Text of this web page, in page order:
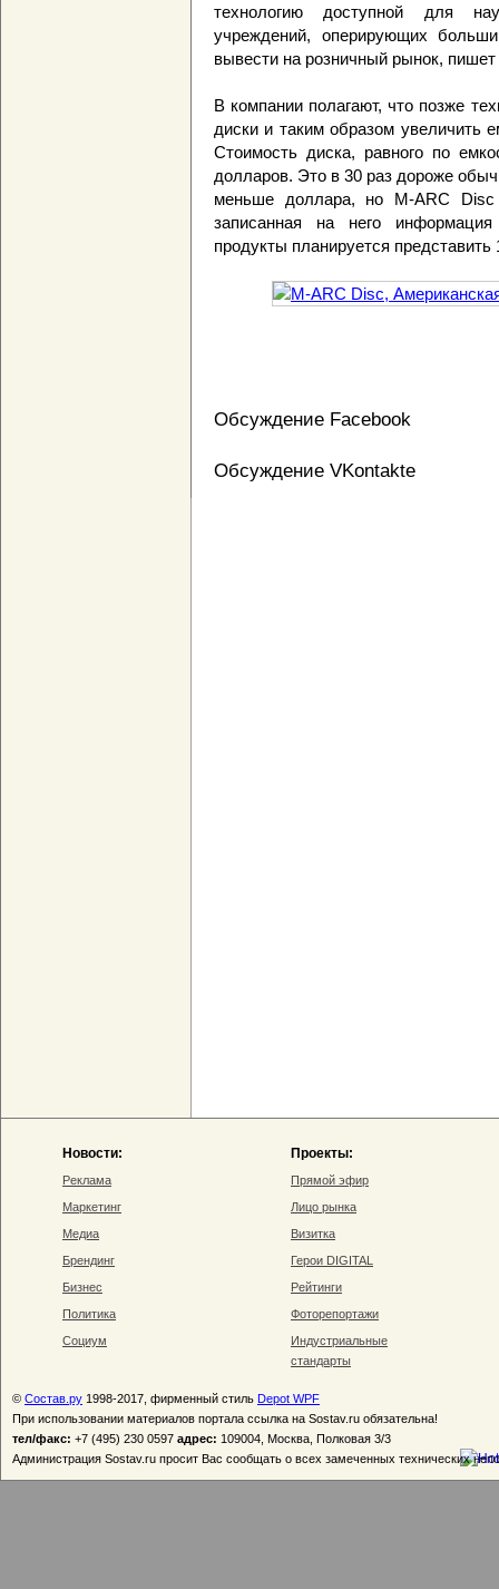
технологию доступной для
учреждений, оперирующих
вывести на розничный рынок,
В компании полагают, что позже
диски и таким образом увеличить
Стоимость диска, равного по
долларов. Это в 30 раз дороже
меньше доллара, но M-ARC Disc
записанная на него
продукты планируется представить
Обсуждение Facebook
Обсуждение VKontakte
Новости:
Реклама
Маркетинг
Медиа
Брендинг
Бизнес
Политика
Социум
Проекты:
Прямой эфир
Лицо рынка
Визитка
Герои DIGITAL
Рейтинги
Фоторепортажи
Индустриальные
стандарты
© Состав.ру 1998-2017, фирменный стиль Depot WPF
При использовании материалов портала ссылка на Sostav.ru обязательна!
тел/факс: +7 (495) 230 0597 адрес: 109004, Москва, Полковая 3/3
Администрация Sostav.ru просит Вас сообщать о всех замеченных технических